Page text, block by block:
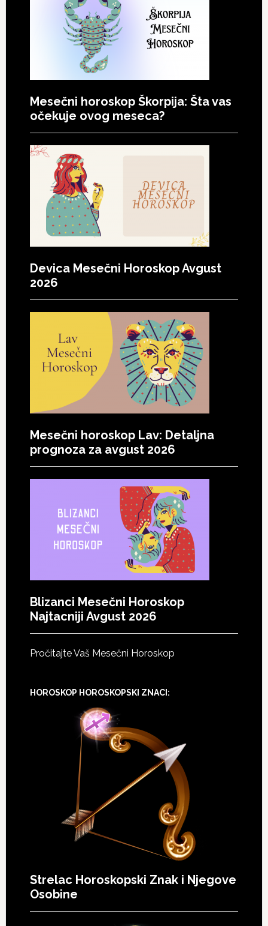
Mesečni horoskop Škorpija: Šta vas
očekuje ovog meseca?
Devica Mesečni Horoskop Avgust
2026
Mesečni horoskop Lav: Detaljna
prognoza za avgust 2026
Blizanci Mesečni Horoskop
Najtacniji Avgust 2026
Pročitajte Vaš Mesečni Horoskop
HOROSKOP HOROSKOPSKI ZNACI:
Strelac Horoskopski Znak i Njegove
Osobine